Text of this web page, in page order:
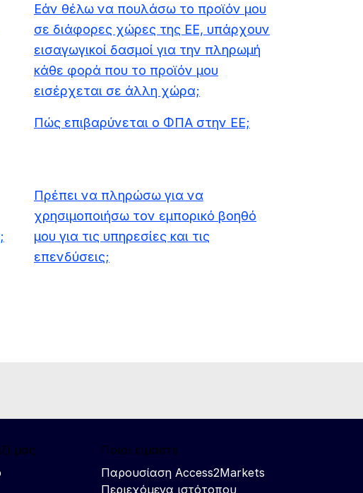
Εάν θέλω να πουλάσω το προϊόν μου
σε διάφορες χώρες της ΕΕ, υπάρχουν
εισαγωγικοί δασμοί για την πληρωμή
κάθε φορά που το προϊόν μου
εισέρχεται σε άλλη χώρα;
Πώς επιβαρύνεται ο ΦΠΑ στην ΕΕ;
Πρέπει να πληρώσω για να
χρησιμοποιήσω τον εμπορικό βοηθό
μου για τις υπηρεσίες και τις
επενδύσεις;
μας
Ποιοι είμαστε
Παρουσίαση Access2Markets
Περιεχόμενα ιστότοπου